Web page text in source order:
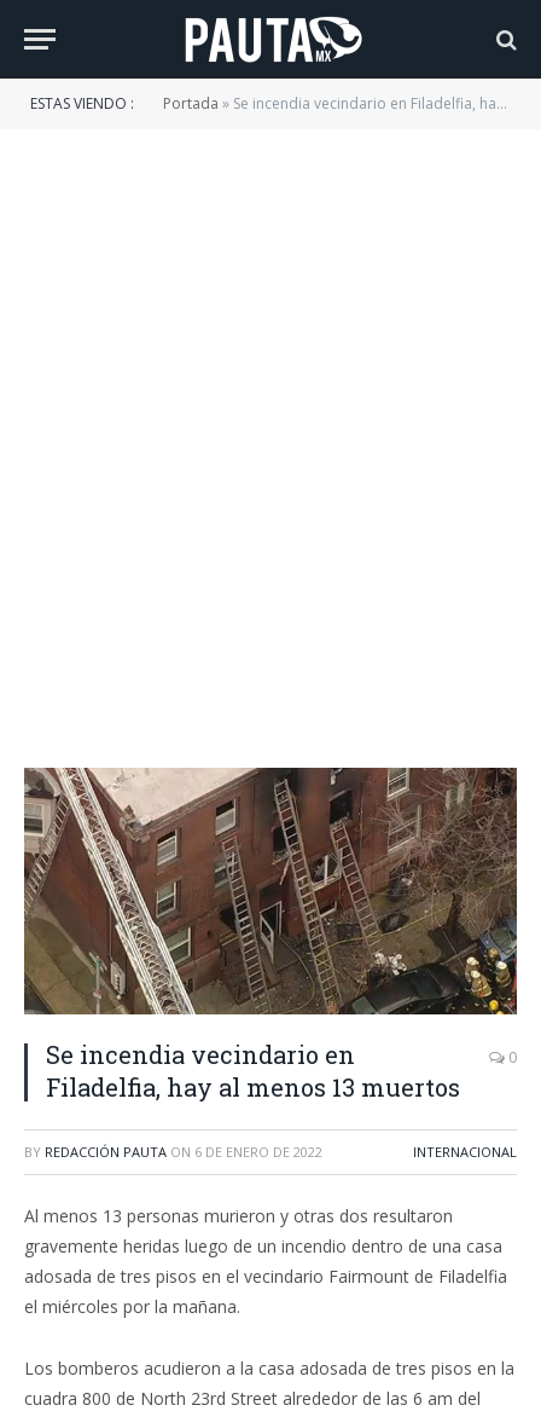
ESTAS VIENDO : Portada » Se incendia vecindario en Filadelfia, hay al menos 13 muertos
Se incendia vecindario en
Filadelfia, hay al menos 13 muertos
0
BY REDACCIÓN PAUTA ON 6 DE ENERO DE 2022 INTERNACIONAL
Al menos 13 personas murieron y otras dos resultaron
gravemente heridas luego de un incendio dentro de una casa
adosada de tres pisos en el vecindario Fairmount de Filadelfia
el miércoles por la mañana.
Los bomberos acudieron a la casa adosada de tres pisos en la
cuadra 800 de North 23rd Street alrededor de las 6 am del